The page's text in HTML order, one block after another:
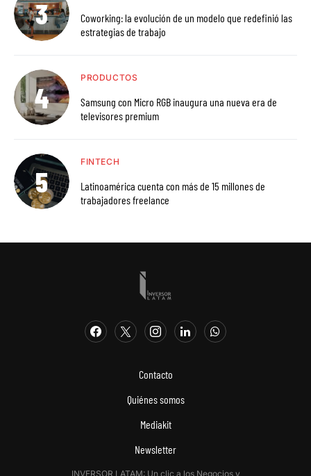
Coworking: la evolución de un modelo que redefinió las
estrategias de trabajo
PRODUCTOS
Samsung con Micro RGB inaugura una nueva era de
televisores premium
FINTECH
Latinoamérica cuenta con más de 15 millones de
trabajadores freelance
Contacto
Quiénes somos
Mediakit
Newsletter
INVERSOR LATAM: Un clic a los Negocios y